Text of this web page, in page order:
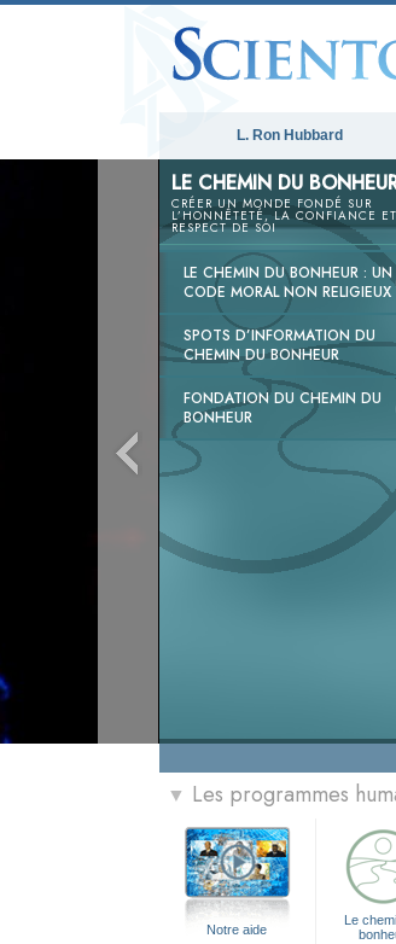
L. Ron Hubbard
LE CHEMIN DU
CRÉER UN MONDE FONDÉ SUR
L’HONNÊTETÉ, LA CONFIANCE
RESPECT DE SOI
LE CHEMIN DU BONHEUR : UN
CODE MORAL NON RELIGIEUX
SPOTS D’INFORMATION DU
CHEMIN DU BONHEUR
FONDATION DU CHEMIN DU
BONHEUR
▼ Les programmes
Notre aide
Le